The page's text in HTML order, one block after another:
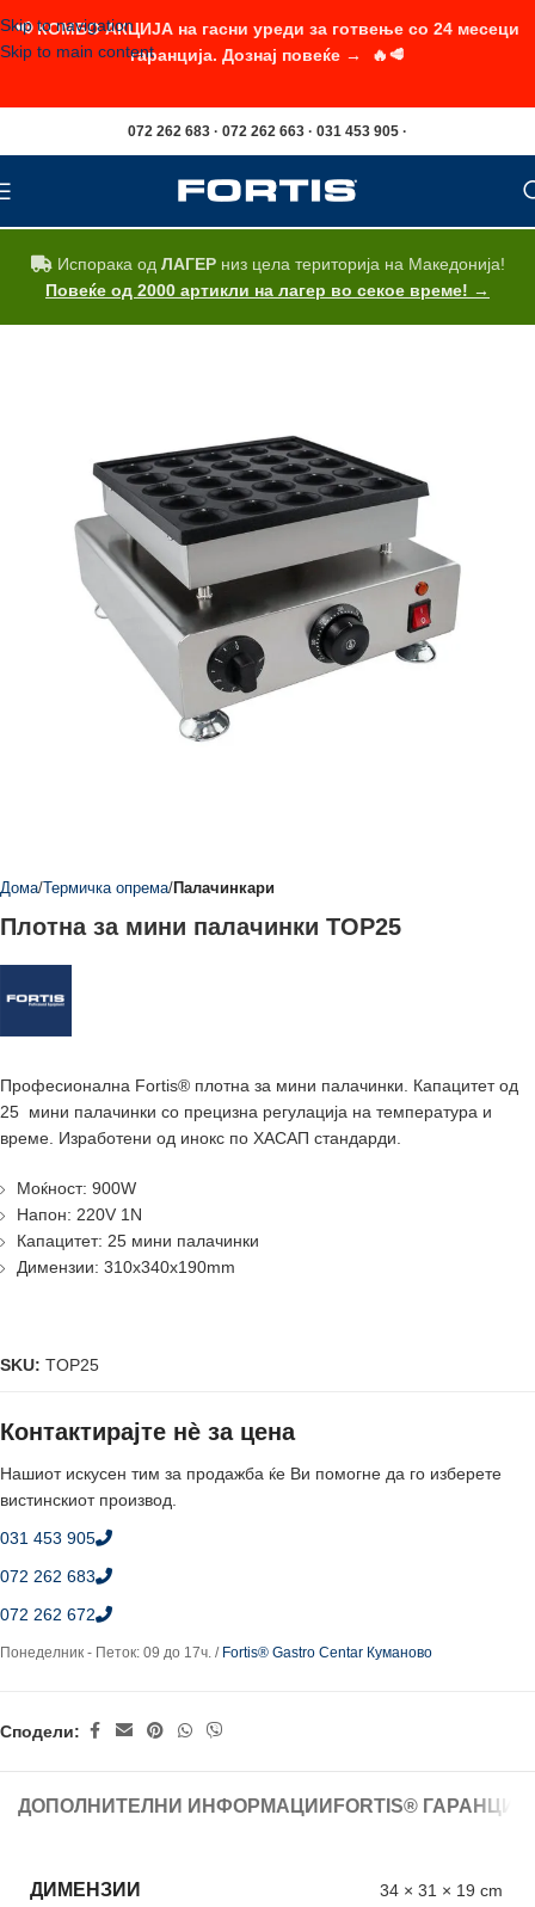
Skip to navigation
Skip to main content
072 262 683 · 072 262 663 · 031 453 905 ·
Испорака од ЛАГЕРниз цела територија на Македонија!
Повеќе од 2000 артикли на лагер во секое време! →
Дома Термичка опрема Палачинкари
Плотна за мини палачинки TOP25
Професионалнa Fortis® плотна за мини палачинки. Капацитет од
25 мини палачинки со прецизна регулација на температура и
време. Изработени од инокс по ХАСАП стандарди.
Моќност: 900W
Напон: 220V 1N
Капацитет: 25 мини палачинки
Димензии: 310x340x190mm
SKU: TOP25
Контактирајте нè за цена
Нашиот искусен тим за продажба ќе Ви помогне да го изберете
вистинскиот производ.
031 453 905
072 262 683
072 262 672
Понеделник - Петок: 09 до 17ч. / Fortis® Gastro Centar Куманово
Сподели:
ДОПОЛНИТЕЛНИ ИНФОРМАЦИИ FORTIS®
ДИМЕНЗИИ 34 × 31 × 19 cm
📢 КОМБО АКЦИЈА на гасни уреди за готвење со 24 месеци
гаранција. Дознај повеќе → 🔥🥩